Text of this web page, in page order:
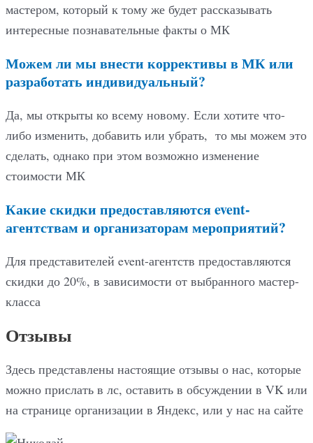
мастером, который к тому же будет рассказывать
интересные познавательные факты о МК
Можем ли мы внести коррективы в МК или
разработать индивидуальный?
Да, мы открыты ко всему новому. Если хотите что-
либо изменить, добавить или убрать, то мы можем это
сделать, однако при этом возможно изменение
стоимости МК
Какие скидки предоставляются event-
агентствам и организаторам мероприятий?
Для представителей event-агентств предоставляются
скидки до 20%, в зависимости от выбранного мастер-
класса
Отзывы
Здесь представлены настоящие отзывы о нас, которые
можно прислать в лс, оставить в обсуждении в VK или
на странице организации в Яндекс, или у нас на сайте